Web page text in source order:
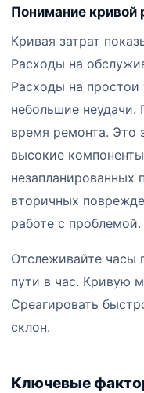
Понимание кривой
Кривая затрат
Расходы на
Расходы на простои
небольшие неудачи.
время ремонта. Это
высокие
незапланированных
вторичных
работе с проблемой.
Отслеживайте часы
пути в час. Кривую
Среагировать
склон.
Ключевые